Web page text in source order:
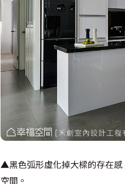
▲黑色弧形虛化掉大樑的存在
空間。